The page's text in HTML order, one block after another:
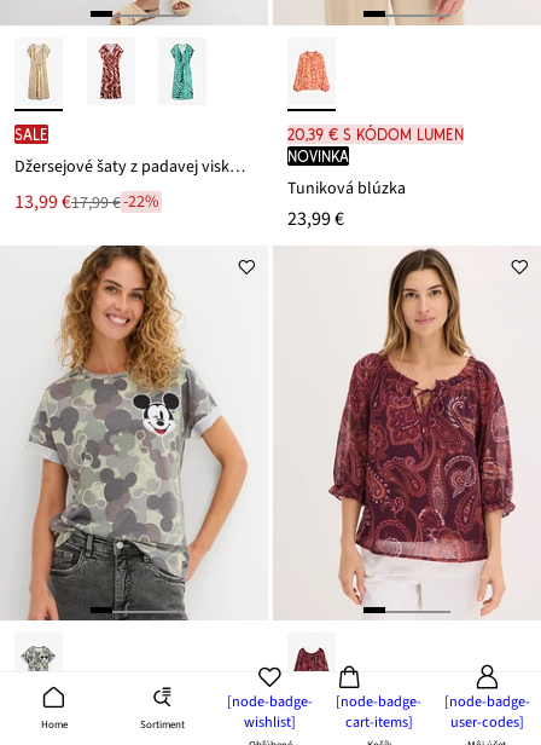
Home Sortiment
[node-badge-
wishlist]
[node-badge-
cart-items]
[node-badge-
user-codes]
SALE
Džersejové šaty z padavej viskózy
Nová
cena
13,99 €
Zľava 17,99 €-22%
20,39 € s kódom LUMEN
novinka
Tuniková blúzka
23,99 €
SALE
20,39 € s kódom LUMEN